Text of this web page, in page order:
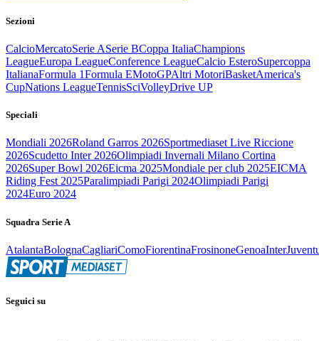
Sezioni
CalcioMercatoSerie ASerie BCoppa ItaliaChampions
LeagueEuropa LeagueConference LeagueCalcio EsteroSupercoppa
ItalianaFormula 1Formula EMotoGPAltri MotoriBasketAmerica's
CupNations LeagueTennisSciVolleyDrive UP
Speciali
Mondiali 2026Roland Garros 2026Sportmediaset Live Riccione
2026Scudetto Inter 2026Olimpiadi Invernali Milano Cortina
2026Super Bowl 2026Eicma 2025Mondiale per club 2025EICMA
Riding Fest 2025Paralimpiadi Parigi 2024Olimpiadi Parigi
2024Euro 2024
Squadra Serie A
AtalantaBolognaCagliariComoFiorentinaFrosinoneGenoaInter
Seguici su